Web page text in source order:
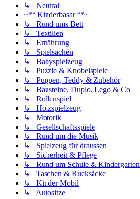
↳ Neutral
~*° Kinderbasar °*~
↳ Rund ums Bett
↳ Textilien
↳ Ernährung
↳ Spielsachen
↳ Babyspielzeug
↳ Puzzle & Knobelspiele
↳ Puppen, Teddy & Zubehör
↳ Bausteine, Duplo, Lego & Co
↳ Rollenspiel
↳ Holzspielzeug
↳ Motorik
↳ Gesellschaftsspiele
↳ Rund um die Musik
↳ Spielzeug für draussen
↳ Sicherheit & Pflege
↳ Rund um Schule & Kindergarten
↳ Taschen & Rucksäcke
↳ Kinder Mobil
↳ Autositze